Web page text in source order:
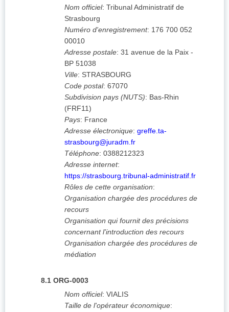
Nom officiel: Tribunal Administratif de
Strasbourg
Numéro d'enregistrement: 176 700 052
00010
Adresse postale: 31 avenue de la Paix -
BP 51038
Ville: STRASBOURG
Code postal: 67070
Subdivision pays (NUTS): Bas-Rhin
(FRF11)
Pays: France
Adresse électronique: greffe.ta-
strasbourg@juradm.fr
Téléphone: 0388212323
Adresse internet:
https://strasbourg.tribunal-administratif.fr
Rôles de cette organisation:
Organisation chargée des procédures de
recours
Organisation qui fournit des précisions
concernant l'introduction des recours
Organisation chargée des procédures de
médiation
8.1 ORG-0003
Nom officiel: VIALIS
Taille de l'opérateur économique: